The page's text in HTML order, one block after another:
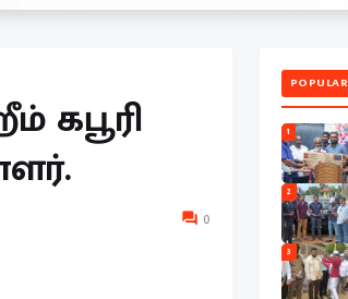
0
POPULAR
1
2
3